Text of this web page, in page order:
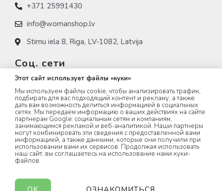
+371 25991430
info@womanshop.lv
Stirnu iela 8, Riga, LV-1082, Latvija
Соц. сети
womanshop.lv
womanshop.lv (NAIL)
womanshop.lv (KOREA)
Этот сайт использует файлы «куки»
Мы используем файлы cookie, чтобы анализировать трафик,
подбирать для вас подходящий контент и рекламу, а также
дать вам возможность делиться информацией в социальных
сетях. Мы передаем информацию о ваших действиях на сайте
партнерам Google: социальным сетям и компаниям,
занимающимся рекламой и веб-аналитикой. Наши партнеры
могут комбинировать эти сведения с предоставленной вами
информацией, а также данными, которые они получили при
использовании вами их сервисов. Продолжая использовать
наш сайт, вы соглашаетесь на использование нами куки-
файлов.